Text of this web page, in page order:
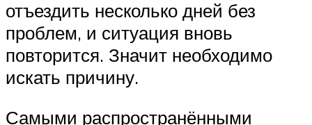
отъездить несколько дней без
проблем, и ситуация вновь
повторится. Значит необходимо
искать причину.
Самыми распространёнными